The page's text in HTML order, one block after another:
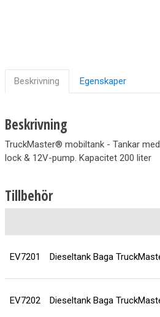
Beskrivning Egenskaper
Beskrivning
TruckMaster® mobiltank - Tankar
lock & 12V-pump. Kapacitet 200 liter
Tillbehör
EV7201 Dieseltank Baga
EV7202 Dieseltank Baga